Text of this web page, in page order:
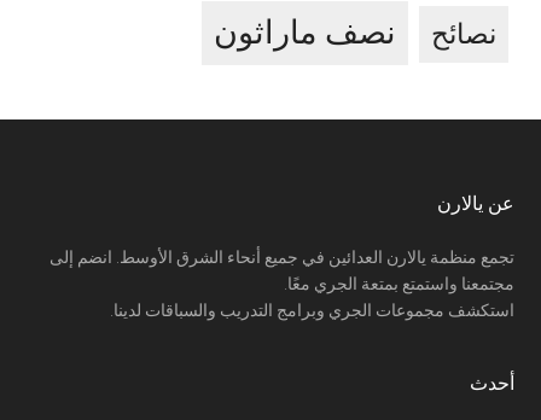
نصائح نصف ماراثون
Footer
عن يالارن
تجمع منظمة يالارن العدائين في جميع أنحاء الشرق الأوسط. انضم إلى
مجتمعنا واستمتع بمتعة الجري معًا.
استكشف مجموعات الجري وبرامج التدريب والسباقات لدينا.
أحدث